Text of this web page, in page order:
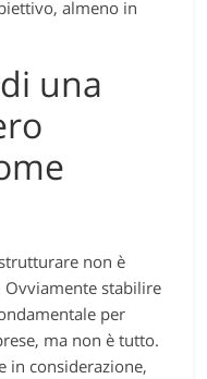
almeno in
una
non è
stabilire
per
ma non è tutto.
in considerazione,